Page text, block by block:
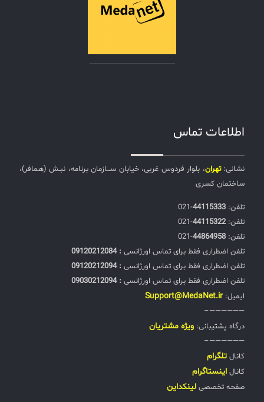
اطلاعات تماس
نشانی:تهران، بلوار فردوس غربی، خیابان ســـازمان برنامه، نبـش (هـمافر)،
ساختمان کسری
تلفن:‌ 44115333
-021
تلفن:‌44115322
-021
تلفن:‌ 44864958
-021
تلفن اضطراری فقط برای تماس اورژانسی : 09120212084
تلفن اضطراری فقط برای تماس اورژانسی : 09120212094
تلفن اضطراری فقط برای تماس اورژانسی : 09030212094
ایمیل: Support@MedaNet.ir
——————–
درگاه پشتیبانی: ويژه مشتریان
——————–
کانال تلگرام
کانال اینستاگرام
صفحه تخصصی لینکداین